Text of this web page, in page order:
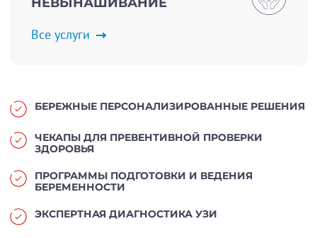
Все услуги
БЕРЕЖНЫЕ ПЕРСОНАЛИЗИРОВАННЫЕ РЕШЕНИЯ
ЧЕКАПЫ ДЛЯ ПРЕВЕНТИВНОЙ ПРОВЕРКИ
ЗДОРОВЬЯ
ПРОГРАММЫ ПОДГОТОВКИ И ВЕДЕНИЯ
БЕРЕМЕННОСТИ
ЭКСПЕРТНАЯ ДИАГНОСТИКА УЗИ